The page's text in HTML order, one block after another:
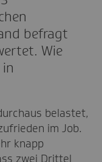
befragt
Wie
belastet,
im Job.
knapp
zwei Drittel